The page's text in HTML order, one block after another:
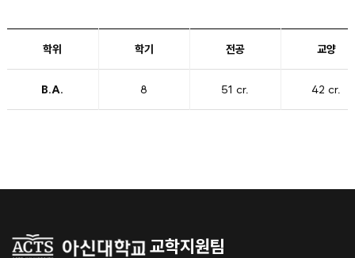
학위 학기 전공 교양
B.A. 8 51 cr. 42 cr.
교학지원팀